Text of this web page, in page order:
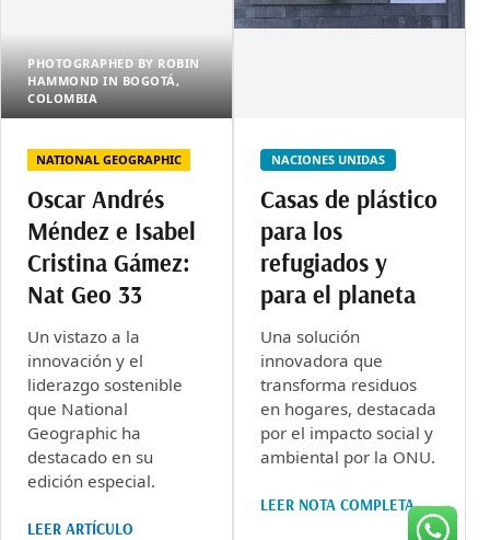
PHOTOGRAPHED BY ROBIN
HAMMOND IN BOGOTÁ,
COLOMBIA
NATIONAL GEOGRAPHIC
Oscar Andrés
Méndez e Isabel
Cristina Gámez:
Nat Geo 33
Un vistazo a la
innovación y el
liderazgo sostenible
que National
Geographic ha
destacado en su
edición especial.
LEER ARTÍCULO
NACIONES UNIDAS
Casas de plástico
para los
refugiados y
para el planeta
Una solución
innovadora que
transforma residuos
en hogares, destacada
por el impacto social y
ambiental por la ONU.
LEER NOTA COMPLETA →